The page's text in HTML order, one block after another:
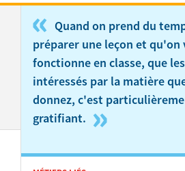
« Quand on prend du
préparer une leçon et
fonctionne en classe, que
intéressés par la matière
donnez, c'est
gratifiant. »